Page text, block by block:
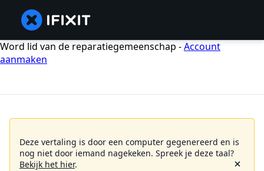
Word lid van de reparatiegemeenschap -Account
aanmaken
Deze vertaling is door een computer gegenereerd en is
nog niet door iemand nagekeken. Spreek je deze taal?
Bekijk het hier.